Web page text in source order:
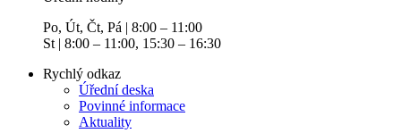
Po, Út, Čt, Pá | 8:00 – 11:00
St | 8:00 – 11:00, 15:30 – 16:30
Rychlý odkaz
Úřední deska
Povinné informace
Aktuality